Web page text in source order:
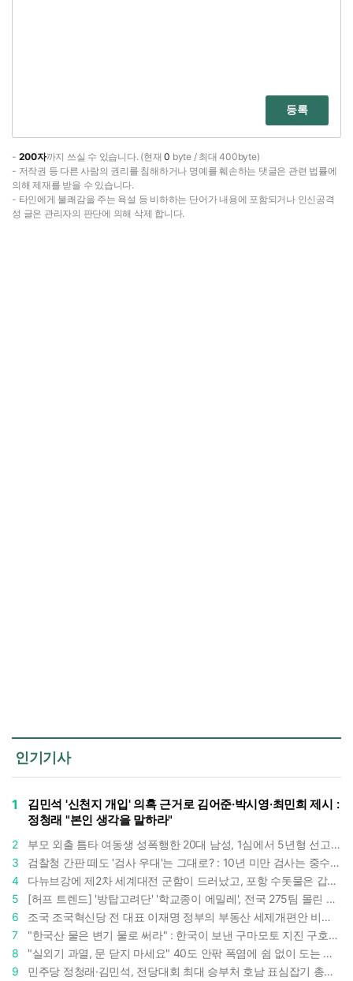
등록
- 200자까지 쓰실 수 있습니다. (현재0 byte / 최대 400byte)
- 저작권 등 다른 사람의 권리를 침해하거나 명예를 훼손하는 댓글은 관련 법률에
의해 제재를 받을 수 있습니다.
- 타인에게 불쾌감을 주는 욕설 등 비하하는 단어가 내용에 포함되거나 인신공격
성 글은 관리자의 판단에 의해 삭제 합니다.
인기기사
1
김민석 '신천지 개입' 의혹 근거로 김어준·박시영·최민희 제시 :
정청래 "본인 생각을 말하라"
2
부모 외출 틈타 여동생 성폭행한 20대 남성, 1심에서 5년형 선고 : 친족 간 '암수범죄'의 심각성
3
검찰청 간판 떼도 '검사 우대'는 그대로? : 10년 미만 검사는 중수청 4급 수사관으로 직행한다
4
다뉴브강에 제2차 세계대전 군함이 드러났고, 포항 수돗물은 갑자기 짜졌다 : 폭염·가뭄이 만든 낯선 풍경
5
[허프 트렌드] '방탑고려단' '학교종이 에밀레', 전국 275팀 몰린 2026년 국립중앙박물관 분장대회 : 숨은 실력자들 나온다
6
조국 조국혁신당 전 대표 이재명 정부의 부동산 세제개편안 비판했다 : '공공주택 대전환' 촉구
7
"한국산 물은 변기 물로 써라" : 한국이 보낸 구마모토 지진 구호품에 한 일본인이 보인 반응
8
"실외기 과열, 문 닫지 마세요" 40도 안팎 폭염에 쉼 없이 도는 에어컨 : 화재 위험 경고등!
9
민주당 정청래·김민석, 전당대회 최대 승부처 호남 표심잡기 총력 : 격차 10%p 안이냐, 밖이냐